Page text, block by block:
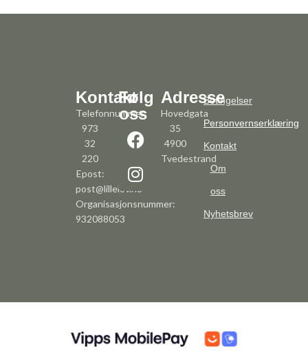
Kontakt
Telefonnummer:
973
32
220
Epost:
post@lillelov.no
Organisasjonsnummer:
932088053
Følg
oss
Adresse
Hovedgata
35
4900
Tvedestrand
Betingelser
Personvernserklæring
Kontakt
Om
oss
Nyhetsbrev